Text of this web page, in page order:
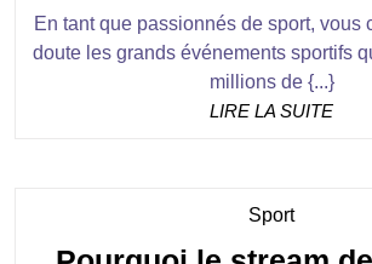
En tant que passionnés de sport, vous
doute les grands événements sportifs
millions de {...}
LIRE LA SUITELIRE
SportCategory